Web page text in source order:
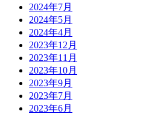
2024年7月
2024年5月
2024年4月
2023年12月
2023年11月
2023年10月
2023年9月
2023年7月
2023年6月